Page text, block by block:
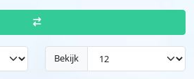
Bekijk